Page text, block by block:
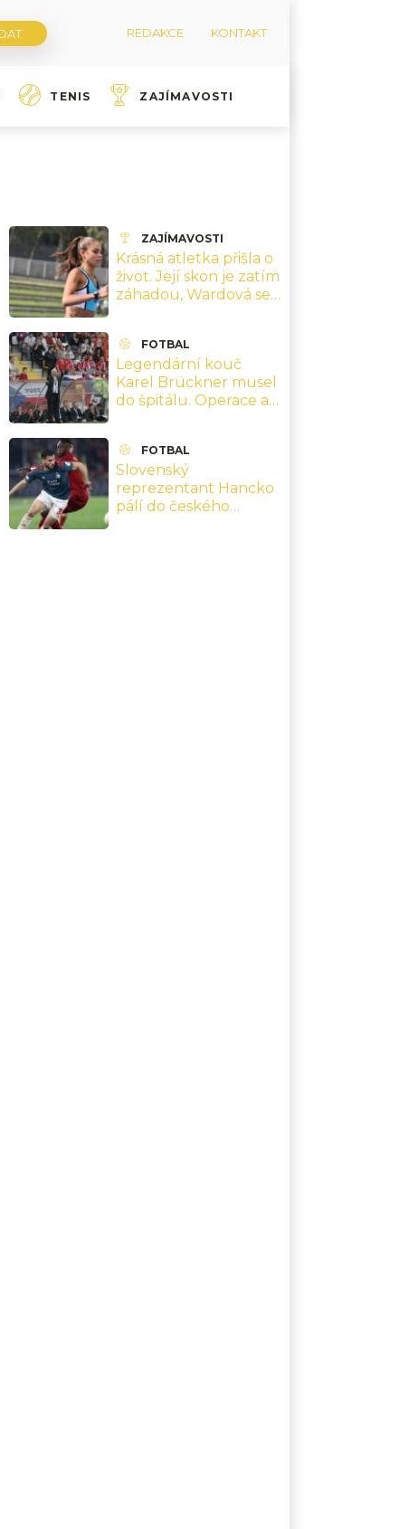
REDAKCE KONTAKT
TENIS ZAJÍMAVOSTI
ZAJÍMAVOSTI
Krásná atletka přišla o
život. Její skon je zatím
záhadou, Wardová se
FOTBAL
Legendární kouč
Karel Brückner musel
do špitálu. Operace a
FOTBAL
Slovenský
reprezentant Hancko
pálí do českého